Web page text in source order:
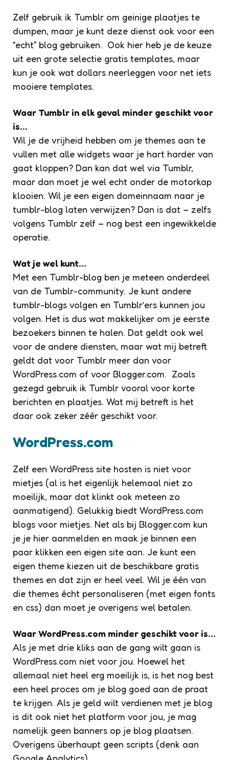
Zelf gebruik ik Tumblr om geinige plaatjes te
dumpen, maar je kunt deze dienst ook voor een
“echt” blog gebruiken. Ook hier heb je de keuze
uit een grote selectie gratis templates, maar
kun je ook wat dollars neerleggen voor net iets
mooiere templates.
Waar Tumblr in elk geval minder geschikt voor
is…
Wil je de vrijheid hebben om je themes aan te
vullen met alle widgets waar je hart harder van
gaat kloppen? Dan kan dat wel via Tumblr,
maar dan moet je wel echt onder de motorkap
klooien. Wil je een eigen domeinnaam naar je
tumblr-blog laten verwijzen? Dan is dat – zelfs
volgens Tumblr zelf – nog best een ingewikkelde
operatie.
Wat je wel kunt…
Met een Tumblr-blog ben je meteen onderdeel
van de Tumblr-community. Je kunt andere
tumblr-blogs volgen en Tumblr’ers kunnen jou
volgen. Het is dus wat makkelijker om je eerste
bezoekers binnen te halen. Dat geldt ook wel
voor de andere diensten, maar wat mij betreft
geldt dat voor Tumblr meer dan voor
WordPress.com of voor Blogger.com. Zoals
gezegd gebruik ik Tumblr vooral voor korte
berichten en plaatjes. Wat mij betreft is het
daar ook zeker zéér geschikt voor.
WordPress.com
Zelf een WordPress site hosten is niet voor
mietjes (al is het eigenlijk helemaal niet zo
moeilijk, maar dat klinkt ook meteen zo
aanmatigend). Gelukkig biedt WordPress.com
blogs voor mietjes. Net als bij Blogger.com kun
je je hier aanmelden en maak je binnen een
paar klikken een eigen site aan. Je kunt een
eigen theme kiezen uit de beschikbare gratis
themes en dat zijn er heel veel. Wil je één van
die themes écht personaliseren (met eigen fonts
en css) dan moet je overigens wel betalen.
Waar WordPress.com minder geschikt voor is…
Als je met drie kliks aan de gang wilt gaan is
WordPress.com niet voor jou. Hoewel het
allemaal niet heel erg moeilijk is, is het nog best
een heel proces om je blog goed aan de praat
te krijgen. Als je geld wilt verdienen met je blog
is dit ook niet het platform voor jou, je mag
namelijk geen banners op je blog plaatsen.
Overigens überhaupt geen scripts (denk aan